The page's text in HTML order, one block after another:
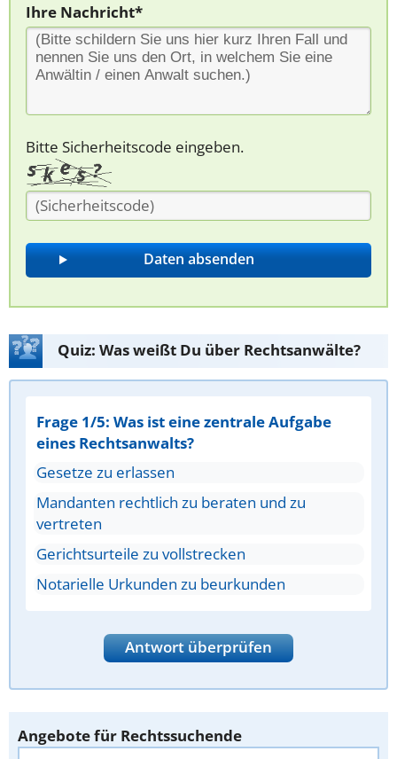
Ihre Nachricht*
Bitte Sicherheitscode eingeben.
Quiz: Was weißt Du über Rechtsanwälte?
Frage 1/5: Was ist eine zentrale Aufgabe
eines Rechtsanwalts?
Gesetze zu erlassen
Mandanten rechtlich zu beraten und zu
vertreten
Gerichtsurteile zu vollstrecken
Notarielle Urkunden zu beurkunden
Antwort überprüfen
Angebote für Rechtssuchende